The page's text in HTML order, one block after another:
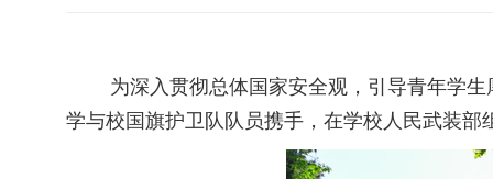
为深入贯彻总体国家安全观，引导青年学生
学与校国旗护卫队队员携手，在学校人民武装